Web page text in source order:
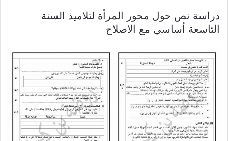
دراسة نص حول محور المرأة لتلاميذ السنة
التاسعة أساسي مع الاصلاح